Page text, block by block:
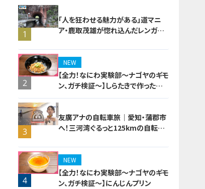
1
「人を狂わせる魅力がある」道マニ
ア・鹿取茂雄が惚れ込んだレンガの
2
NEW
【全力！なにわ実験部～ナゴヤのギモ
ン、ガチ検証～】しらたきで作った豚
バラミンチの油そば
3
友廣アナの自転車旅｜愛知・蒲郡市
へ！三河湾ぐるっと125kmの自転車
4
NEW
【全力！なにわ実験部～ナゴヤのギモ
ン、ガチ検証～】にんじんプリン